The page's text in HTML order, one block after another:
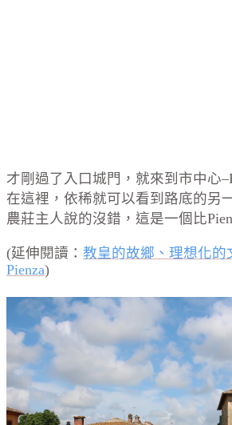
才剛過了入口城門，就來到市中心
在這裡，依稀就可以看到路底的另
農莊主人說的沒錯，這是一個比
(延伸閱讀： 教皇的故鄉、理想化的
Pienza)